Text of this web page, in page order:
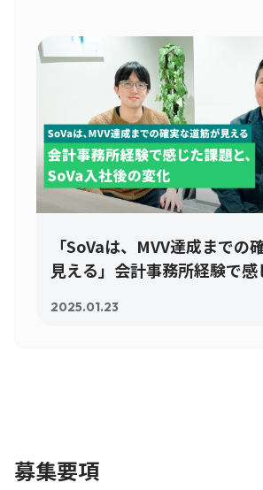
「SoVaは、MVV達成までの
見える」会計事務所経験で
2025.01.23
募集要項